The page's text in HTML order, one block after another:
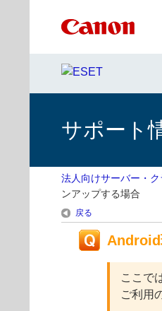
サポート
法人向けサーバー・
ンアップする場合
戻る
Android
ここで
ご利用